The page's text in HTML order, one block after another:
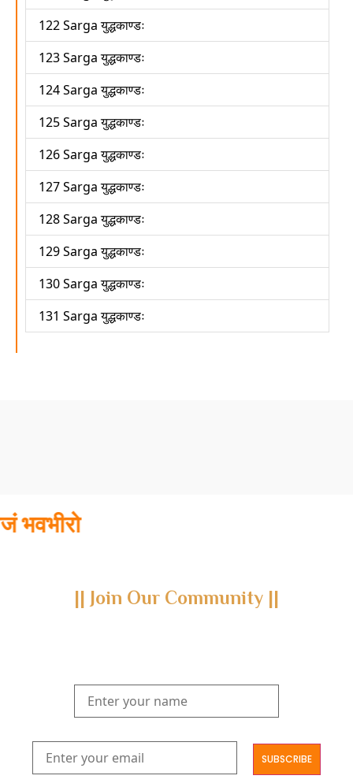
122 Sarga युद्धकाण्डः
123 Sarga युद्धकाण्डः
124 Sarga युद्धकाण्डः
125 Sarga युद्धकाण्डः
126 Sarga युद्धकाण्डः
127 Sarga युद्धकाण्डः
128 Sarga युद्धकाण्डः
129 Sarga युद्धकाण्डः
130 Sarga युद्धकाण्डः
131 Sarga युद्धकाण्डः
|| Join Our Community ||